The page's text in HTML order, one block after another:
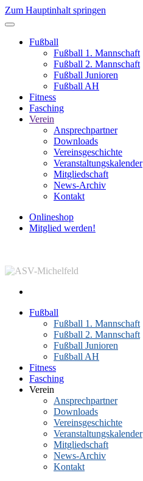
Zum Hauptinhalt springen
Fußball
Fußball 1. Mannschaft
Fußball 2. Mannschaft
Fußball Junioren
Fußball AH
Fitness
Fasching
Verein
Ansprechpartner
Downloads
Vereinsgeschichte
Veranstaltungskalender
Mitgliedschaft
News-Archiv
Kontakt
Onlineshop
Mitglied werden!
Fußball
Fußball 1. Mannschaft
Fußball 2. Mannschaft
Fußball Junioren
Fußball AH
Fitness
Fasching
Verein
Ansprechpartner
Downloads
Vereinsgeschichte
Veranstaltungskalender
Mitgliedschaft
News-Archiv
Kontakt